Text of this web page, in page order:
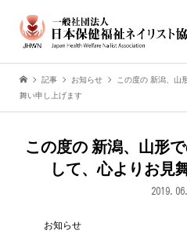
記事 お知らせ
この度の 新潟、山
舞い申し上げます
この度の 新潟、山形
して、心よりお見
お知らせ